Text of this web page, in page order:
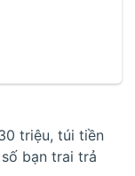
triệu, túi tiền
bạn trai trả